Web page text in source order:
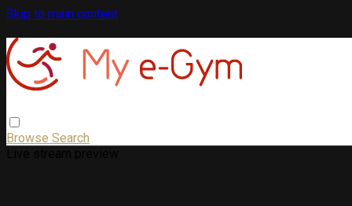
Skip to main content
Browse Search